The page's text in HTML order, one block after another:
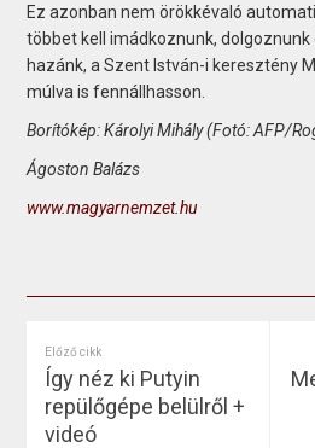
Ez azonban nem örökkévaló
többet kell imádkoznunk,
hazánk, a Szent István-i keresztény
múlva is fennállhasson.
Borítókép: Károlyi Mihály (Fotó: AFP/
Ágoston Balázs
www.magyarnemzet.hu
Előző cikk
Így néz ki Putyin
repülőgépe belülről +
videó